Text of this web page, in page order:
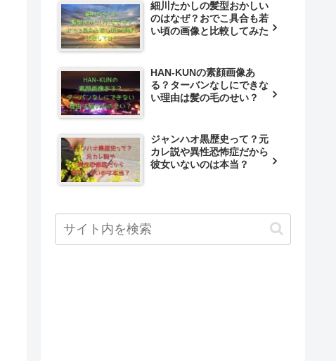
細川たかしの髪型おかしい
のはなぜ？おでこ具合も若
い頃の画像と比較してみた
HAN-KUNの素顔画像あ
る？ターバンなしにできな
い理由は髪の毛のせい？
ジャンハオ黒歴史って？元
カレ説や異性恐怖症だから
彼女いないのは本当？